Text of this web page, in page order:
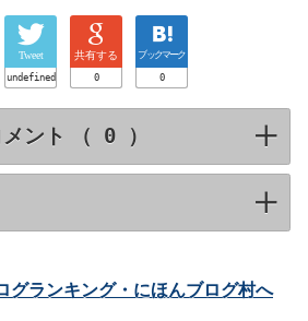
Tweet
undefined
共有する
0
ブックマーク
0
ント （ ） click to
to expand contents